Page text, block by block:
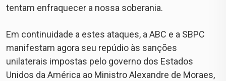
tentam enfraquecer a nossa soberania.
Em continuidade a estes ataques, a ABC e a SBPC
manifestam agora seu repúdio às sanções
unilaterais impostas pelo governo dos Estados
Unidos da América ao Ministro Alexandre de Moraes,